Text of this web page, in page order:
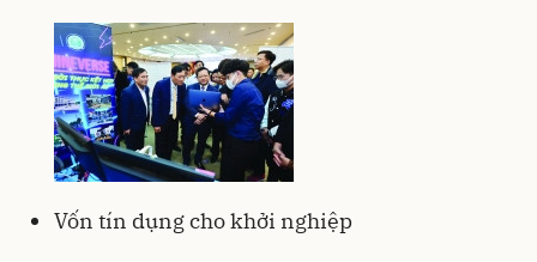
Vốn tín dụng cho khởi nghiệp